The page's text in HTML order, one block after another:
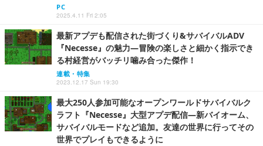
PC
2025.4.11 Fri 2:05
最新アプデも配信された街づくり&サバイバルADV
『Necesse』の魅力―冒険の楽しさと細かく指示でき
る村経営がバッチリ噛み合った傑作！
連載・特集
2023.12.17 Sun 19:30
最大250人参加可能なオープンワールドサバイバルク
ラフト『Necesse』大型アプデ配信―新バイオーム、
サバイバルモードなど追加。友達の世界に行ってその
世界でプレイもできるように